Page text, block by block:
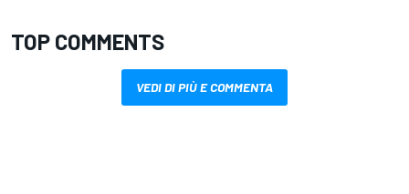
TOP COMMENTS
VEDI DI PIÙ E COMMENTA